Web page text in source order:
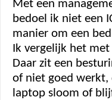
Met een
bedoel ik niet een
manier om een
Ik vergelijk het met
Daar zit een
of niet goed werkt,
laptop sloom of